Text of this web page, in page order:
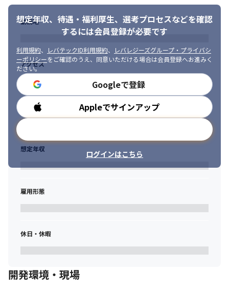
定しています
＜入社前の準備＞
以下、準備を入社前に行うことを推奨しています
・ポートフォリオの作成（書類選考時の提出が必須です）
・当社のバンキングサービスや『NEOBANK®︎』をユーザー目線で
の使用
■ この仕事の魅力、面白み
・既存の銀行サービスをアップデートし、新しい金融体験を提供
し続けていくことで、お客さまのライフスタイルを変革していく
点にやりがいがあります
・お客様目線のデザインに取り組めます
・キャッシュレスやアプリを中心とした技術、UXデザインに挑戦
・インハウスのデザインチームのため、自身の業務ががダイレク
想定年収、待遇・福利厚生、 選考プロセスなどを確認
するには会員登録が必要です
利用規約、 レバテックID利用規約、
レバレジーズグループ・プライバシ
ーポリシーをご確認のうえ、同意いただける場合は会員登録へお進みく
ださい。
Googleで登録
Appleでサインアップ
ログインはこちら
勤務地
アクセス
勤務時間
想定年収
雇用形態
休日・休暇
開発環境・現場